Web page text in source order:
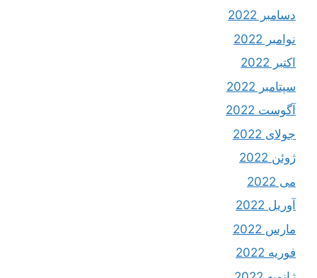
دسامبر 2022
نوامبر 2022
اکتبر 2022
سپتامبر 2022
آگوست 2022
جولای 2022
ژوئن 2022
می 2022
آوریل 2022
مارس 2022
فوریه 2022